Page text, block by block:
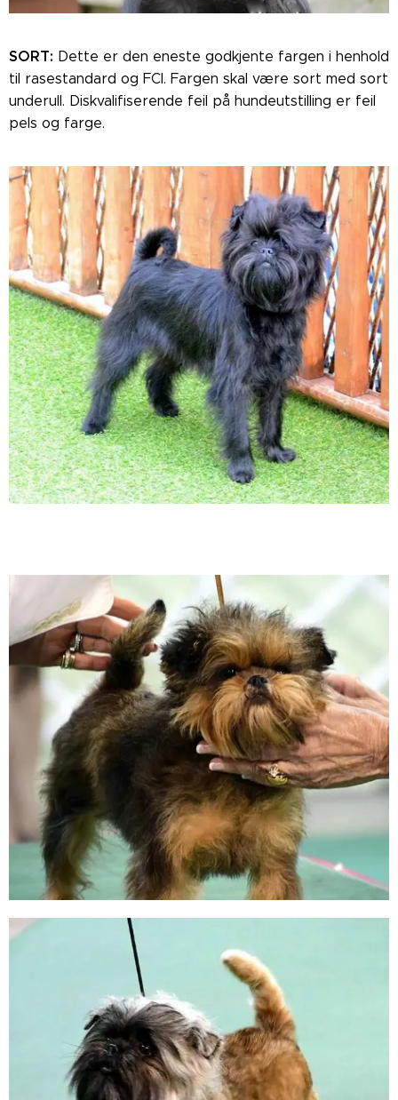
SORT: Dette er den eneste godkjente fargen i henhold
til rasestandard og FCI. Fargen skal være sort med sort
underull. Diskvalifiserende feil på hundeutstilling er feil
pels og farge.